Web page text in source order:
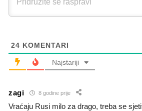
24 KOMENTARI
Najstariji
zagi 8 godine prije
Vraćaju Rusi milo za drago, treba se